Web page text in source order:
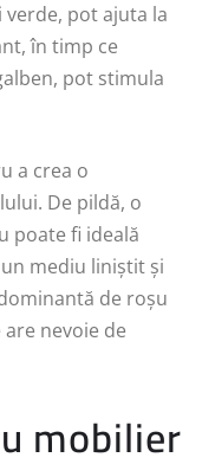
pot ajuta la
în timp ce
pot stimula
a crea o
De pildă, o
poate fi ideală
mediu liniștit și
de roșu
nevoie de
mobilier